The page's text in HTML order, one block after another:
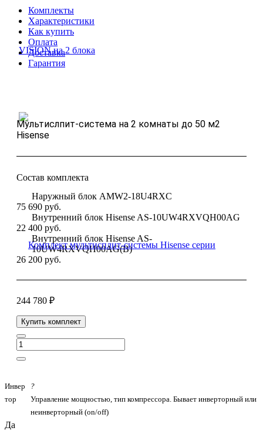
Комплекты
Характеристики
Как купить
Оплата
Доставка
Гарантия
Мультислпит-система на 2 комнаты до 50 м2
Hisense
Состав комплекта
Наружный блок AMW2-18U4RXC
75 690 руб.
Внутренний блок Hisense AS-10UW4RXVQH00AG
22 400 руб.
Внутренний блок Hisense AS-
10UW4RXVQH00AG(B)
26 200 руб.
244 780 ₽
Купить комплект
Инвер
тор
?
Управление мощностью, тип компрессора. Бывает инверторный или
неинверторный (on/off)
Да